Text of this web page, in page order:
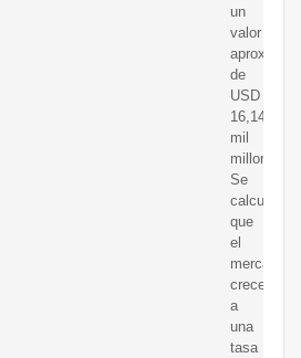
un
valor
de
USD
16,14
mil
millones.
Se
calcula
que
el
mercado
crecerá
a
una
tasa